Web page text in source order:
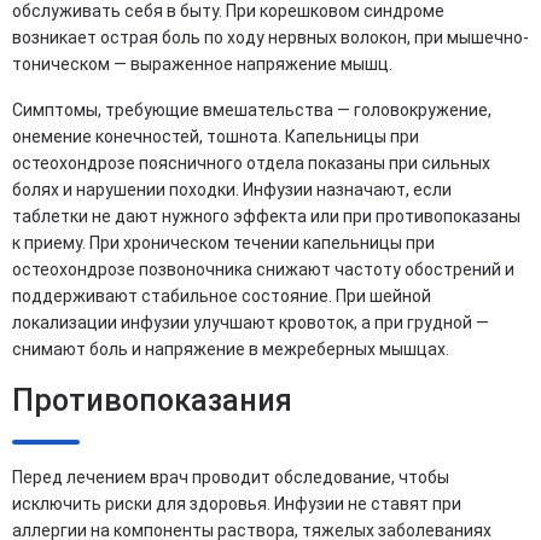
обслуживать себя в быту. При корешковом синдроме
возникает острая боль по ходу нервных волокон, при мышечно-
тоническом — выраженное напряжение мышц.
Симптомы, требующие вмешательства — головокружение,
онемение конечностей, тошнота. Капельницы при
остеохондрозе поясничного отдела показаны при сильных
болях и нарушении походки. Инфузии назначают, если
таблетки не дают нужного эффекта или при противопоказаны
к приему. При хроническом течении капельницы при
остеохондрозе позвоночника снижают частоту обострений и
поддерживают стабильное состояние. При шейной
локализации инфузии улучшают кровоток, а при грудной —
снимают боль и напряжение в межреберных мышцах.
Противопоказания
Перед лечением врач проводит обследование, чтобы
исключить риски для здоровья. Инфузии не ставят при
аллергии на компоненты раствора, тяжелых заболеваниях